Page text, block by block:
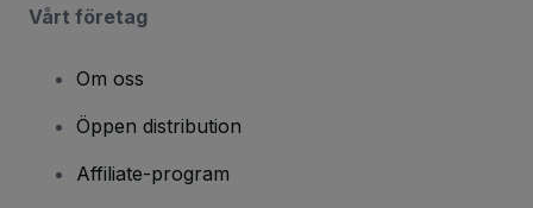
Vårt företag
Om oss
Öppen distribution
Affiliate-program